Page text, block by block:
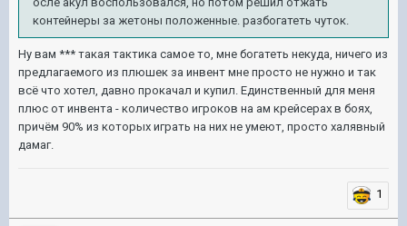
контейнеры за жетоны положенные. разбогатеть чуток.
Ну вам *** такая тактика самое то, мне богатеть некуда, ничего из
предлагаемого из плюшек за инвент мне просто не нужно и так
всё что хотел, давно прокачал и купил. Единственный для меня
плюс от инвента - количество игроков на ам крейсерах в боях,
причём 90% из которых играть на них не умеют, просто халявный
дамаг.
1